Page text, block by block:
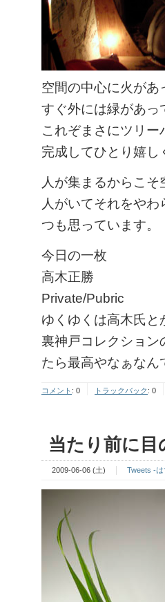
空間の中心に火が
すぐ外には緑があっ
これぞまさにツリ
完成してひとり嬉し
人が集まるからこそ
人がいてそれをや
つも思っています。
今日の一枚
高木正勝
Private/Pubric
ゆくゆくは高木氏
裏神戸コレクショ
たら最高やなぁな
コメント : 0 トラックバック : 0
当たり前に
2009-06-06 (土) Tweets -